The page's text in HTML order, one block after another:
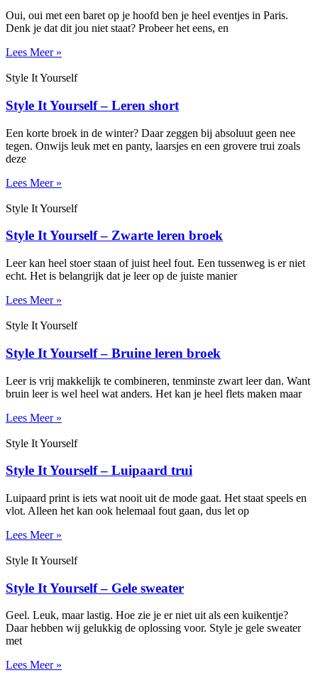
Oui, oui met een baret op je hoofd ben je heel eventjes in Paris.
Denk je dat dit jou niet staat? Probeer het eens, en
Lees Meer »
Style It Yourself
Style It Yourself – Leren short
Een korte broek in de winter? Daar zeggen bij absoluut geen nee
tegen. Onwijs leuk met en panty, laarsjes en een grovere trui zoals
deze
Lees Meer »
Style It Yourself
Style It Yourself – Zwarte leren broek
Leer kan heel stoer staan of juist heel fout. Een tussenweg is er niet
echt. Het is belangrijk dat je leer op de juiste manier
Lees Meer »
Style It Yourself
Style It Yourself – Bruine leren broek
Leer is vrij makkelijk te combineren, tenminste zwart leer dan. Want
bruin leer is wel heel wat anders. Het kan je heel flets maken maar
Lees Meer »
Style It Yourself
Style It Yourself – Luipaard trui
Luipaard print is iets wat nooit uit de mode gaat. Het staat speels en
vlot. Alleen het kan ook helemaal fout gaan, dus let op
Lees Meer »
Style It Yourself
Style It Yourself – Gele sweater
Geel. Leuk, maar lastig. Hoe zie je er niet uit als een kuikentje?
Daar hebben wij gelukkig de oplossing voor. Style je gele sweater
met
Lees Meer »